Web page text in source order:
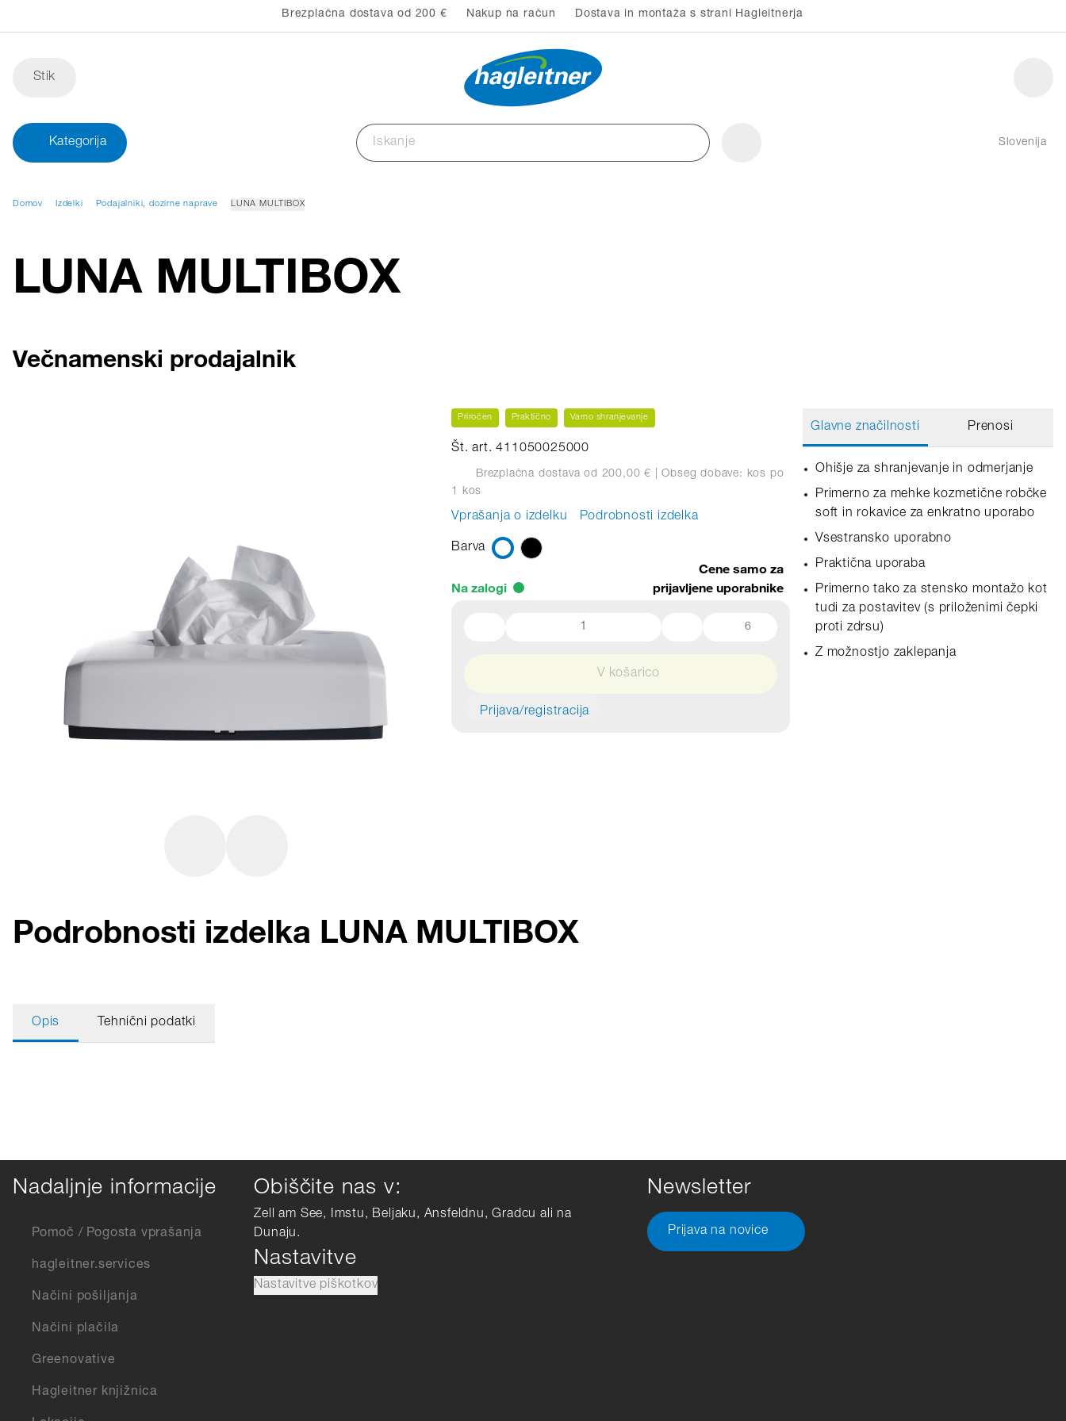
Brezplačna dostava od 200 € Nakup na račun Dostava in montaža s strani Hagleitnerja
Stik
Kategorija Slovenija
Domov Izdelki Podajalniki, dozirne naprave LUNA MULTIBOX
LUNA MULTIBOX
Večnamenski prodajalnik
Priročen Praktično Varno shranjevanje
Št. art. 411050025000
Brezplačna dostava od 200,00 € | Obseg dobave: kos po
1 kos
Vprašanja o izdelku Podrobnosti izdelka
Barva
Na zalogi
Cene samo za
prijavljene uporabnike
6
V košarico
Prijava/registracija
Glavne značilnosti Prenosi
Ohišje za shranjevanje in odmerjanje
Primerno za mehke kozmetične robčke
soft in rokavice za enkratno uporabo
Vsestransko uporabno
Praktična uporaba
Primerno tako za stensko montažo kot
tudi za postavitev (s priloženimi čepki
proti zdrsu)
Z možnostjo zaklepanja
Podrobnosti izdelka LUNA MULTIBOX
Opis Tehnični podatki
Nadaljnje informacije
Pomoč / Pogosta vprašanja
hagleitner.services
Načini pošiljanja
Načini plačila
Greenovative
Hagleitner knjižnica
Obiščite nas v:
Zell am See, Imstu, Beljaku, Ansfeldnu, Gradcu ali na
Dunaju.
Nastavitve
Nastavitve piškotkov
Newsletter
Prijava na novice